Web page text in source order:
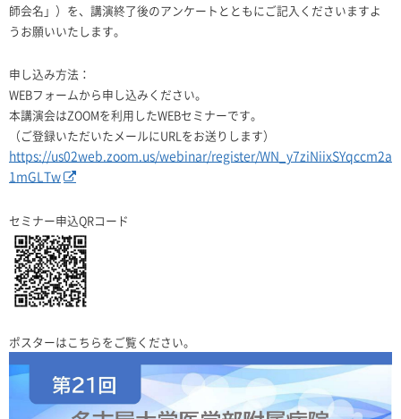
師会名」）を、講演終了後のアンケートとともにご記入くださいますよ
うお願いいたします。
申し込み方法：
WEBフォームから申し込みください。
本講演会はZOOMを利用したWEBセミナーです。
（ご登録いただいたメールにURLをお送りします）
https://us02web.zoom.us/webinar/register/WN_y7ziNiixSYqccm2a
1mGLTw
セミナー申込QRコード
ポスターはこちらをご覧ください。